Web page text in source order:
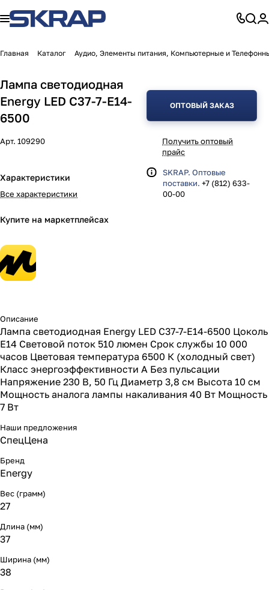
Главная Каталог Аудио, Элементы питания, Компьютерные и
Лампа светодиодная
Energy LED С37-7-E14-
6500
Арт. 109290
Характеристики
Все характеристики
Купите на маркетплейсах
ОПТОВЫЙ ЗАКАЗ
Получить оптовый
прайс
SKRAP. Оптовые
поставки. +7 (812) 633-
00-00
Описание
Лампа светодиодная Energy LED С37-7-E14-6500 Цоколь
E14 Световой поток 510 люмен Срок службы 10 000
часов Цветовая температура 6500 К (холодный свет)
Класс энергоэффективности А Без пульсации
Напряжение 230 В, 50 Гц Диаметр 3,8 см Высота 10 см
Мощность аналога лампы накаливания 40 Вт Мощность
7 Вт
Наши предложения
СпецЦена
Бренд
Energy
Вес (грамм)
27
Длина (мм)
37
Ширина (мм)
38